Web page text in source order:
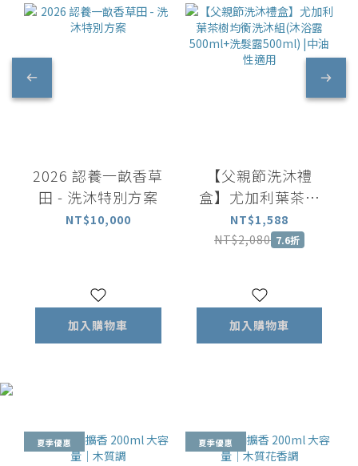
2026 認養一畝香草
田 - 洗沐特別方案
NT$10,000
加入購物車
【父親節洗沐禮
盒】尤加利葉茶樹
均衡洗沐組(沐浴露
500ml+洗髮露
用
NT$1,588
NT$2,080 7.6折
加入購物車
夏季優惠 夏季優惠